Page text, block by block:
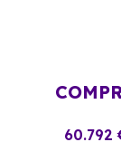
60.792